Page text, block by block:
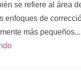
se refiere al área
enfoques de
más